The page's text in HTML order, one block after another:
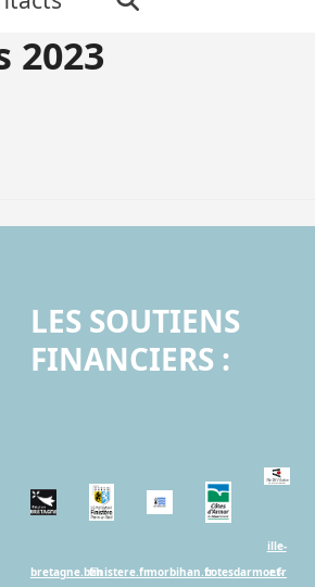
2023
LES SOUTIENS
FINANCIERS :
bretagne.bzhfinistere.frmorbihan.frcotesdarmor.fr
ille-
et-